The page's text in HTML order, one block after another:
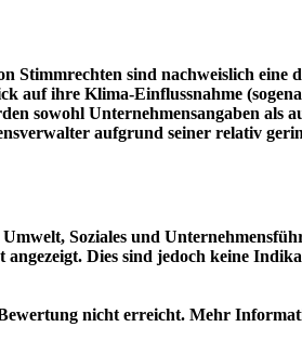
Stimmrechten sind nachweislich
ihre Klima-Einflussnahme
sowohl Unternehmensangaben als
aufgrund seiner relativ
Soziales und
Dies sind jedoch keine
nicht erreicht. Mehr